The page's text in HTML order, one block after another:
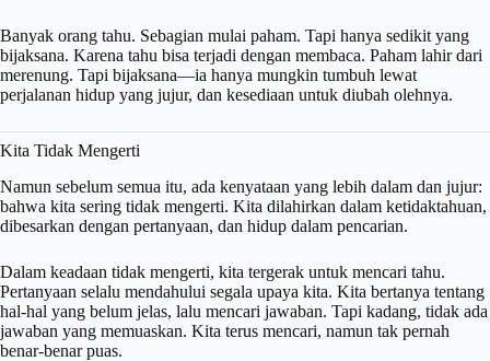
Banyak orang tahu. Sebagian mulai paham. Tapi hanya sedikit yang
bijaksana. Karena tahu bisa terjadi dengan membaca. Paham lahir dari
merenung. Tapi bijaksana—ia hanya mungkin tumbuh lewat
perjalanan hidup yang jujur, dan kesediaan untuk diubah olehnya.
Kita Tidak Mengerti
Namun sebelum semua itu, ada kenyataan yang lebih dalam dan jujur:
bahwa kita sering tidak mengerti. Kita dilahirkan dalam ketidaktahuan,
dibesarkan dengan pertanyaan, dan hidup dalam pencarian.
Dalam keadaan tidak mengerti, kita tergerak untuk mencari tahu.
Pertanyaan selalu mendahului segala upaya kita. Kita bertanya tentang
hal-hal yang belum jelas, lalu mencari jawaban. Tapi kadang, tidak ada
jawaban yang memuaskan. Kita terus mencari, namun tak pernah
benar-benar puas.